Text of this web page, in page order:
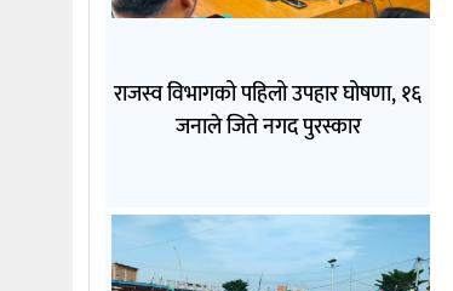
राजस्व विभागको पहिलो उपहार घोषणा, १६
जनाले जिते नगद पुरस्कार